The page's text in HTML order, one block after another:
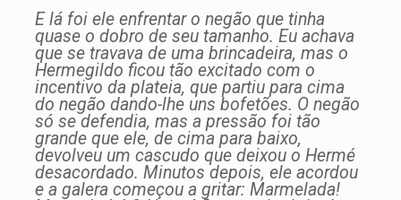
E lá foi ele enfrentar o negão que tinha
quase o dobro de seu tamanho. Eu achava
que se travava de uma brincadeira, mas o
Hermegildo ficou tão excitado com o
incentivo da plateia, que partiu para cima
do negão dando-lhe uns bofetões. O negão
só se defendia, mas a pressão foi tão
grande que ele, de cima para baixo,
devolveu um cascudo que deixou o Hermé
desacordado. Minutos depois, ele acordou
e a galera começou a gritar: Marmelada!